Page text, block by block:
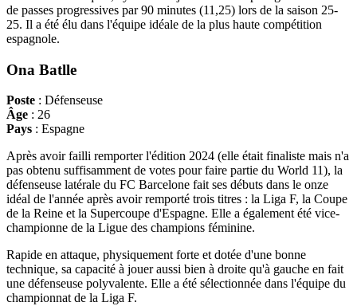
de passes progressives par 90 minutes (11,25) lors de la saison 25-
25. Il a été élu dans l'équipe idéale de la plus haute compétition
espagnole.
Ona Batlle
Poste : Défenseuse
Âge : 26
Pays : Espagne
Après avoir failli remporter l'édition 2024 (elle était finaliste mais n'a
pas obtenu suffisamment de votes pour faire partie du World 11), la
défenseuse latérale du FC Barcelone fait ses débuts dans le onze
idéal de l'année après avoir remporté trois titres : la Liga F, la Coupe
de la Reine et la Supercoupe d'Espagne. Elle a également été vice-
championne de la Ligue des champions féminine.
Rapide en attaque, physiquement forte et dotée d'une bonne
technique, sa capacité à jouer aussi bien à droite qu'à gauche en fait
une défenseuse polyvalente. Elle a été sélectionnée dans l'équipe du
championnat de la Liga F.